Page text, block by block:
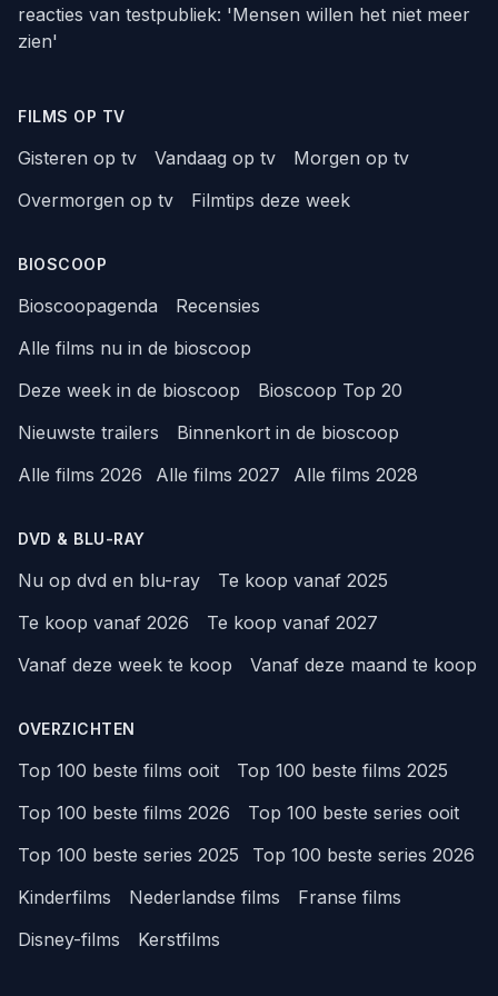
reacties van testpubliek: 'Mensen willen het niet meer
zien'
FILMS OP TV
Gisteren op tv Vandaag op tv
Morgen op tv
Overmorgen op tv
Filmtips deze week
BIOSCOOP
Bioscoopagenda
Recensies
Alle films nu in de bioscoop
Deze week in de bioscoop
Bioscoop Top 20
Nieuwste trailers
Binnenkort in de bioscoop
Alle films 2026
Alle films 2027 Alle films 2028
DVD & BLU-RAY
Nu op dvd en blu-ray
Te koop vanaf 2025
Te koop vanaf 2026
Te koop vanaf 2027
Vanaf deze week te koop
Vanaf deze maand te koop
OVERZICHTEN
Top 100 beste films ooit
Top 100 beste films 2025
Top 100 beste films 2026
Top 100 beste series ooit
Top 100 beste series 2025
Top 100 beste series 2026
Kinderfilms
Nederlandse films
Franse films
Disney-films
Kerstfilms